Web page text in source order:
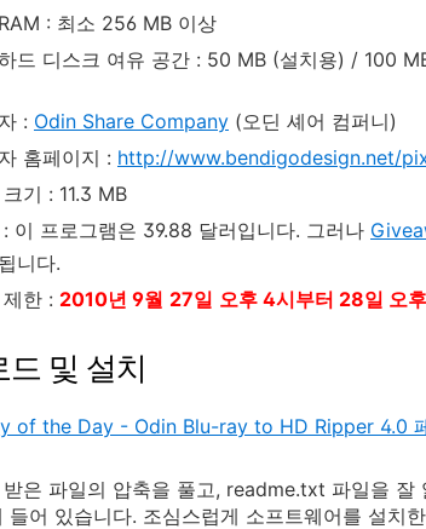
RAM : 최소 256 MB 이상
드 디스크 여유 공간 : 50 MB (설치용) / 100
: Odin Share Company (오딘 셰어 컴퍼니)
홈페이지 : http://www.bendigodesign.net/
기 : 11.3 MB
이 프로그램은 39.88 달러입니다. 그러나
니다.
한 : 2010년 9월 27일 오후 4시부터 28일 오
드 및 설치
of the Day - Odin Blu-ray to HD Ripper 4.0
받은 파일의 압축을 풀고, readme.txt 파일을
들어 있습니다. 조심스럽게 소프트웨어를 설치